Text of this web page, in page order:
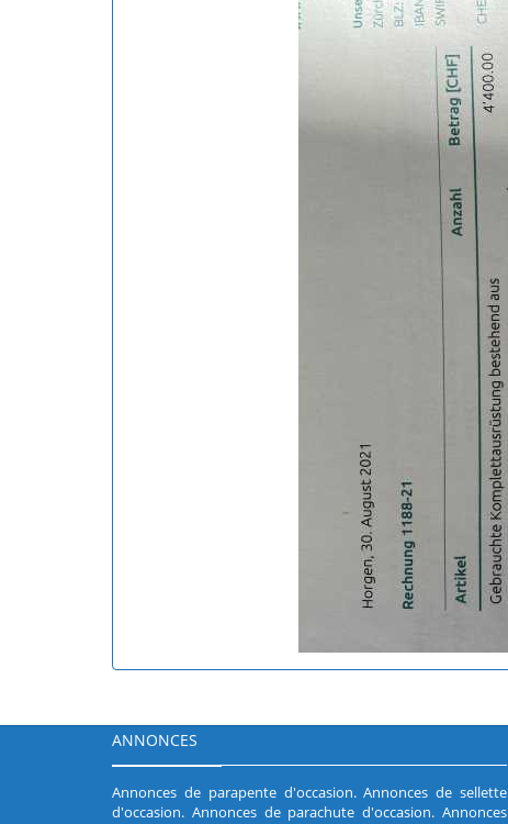
ANNONCES
Annonces de parapente d'occasion.Annonces de sellette
d'occasion. Annonces de parachute d'occasion.Annonces